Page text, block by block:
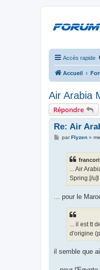
Accès rapide
Accueil
Air Arabia
Répondre
Re: Air
MparFlyzen»
... Air
Spring.[/u]l
... pour le
... il est tt
d'origine
il semble que